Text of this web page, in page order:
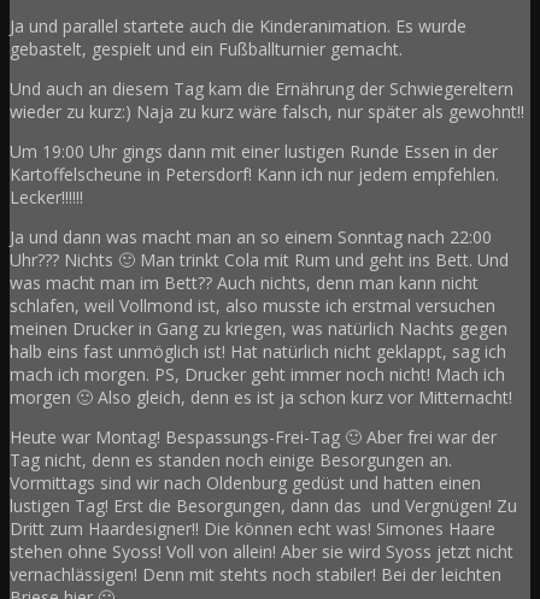
Ja und parallel startete auch die Kinderanimation. Es wurde
gebastelt, gespielt und ein Fußballturnier gemacht.
Und auch an diesem Tag kam die Ernährung der Schwiegereltern
wieder zu kurz:) Naja zu kurz wäre falsch, nur später als gewohnt!!
Um 19:00 Uhr gings dann mit einer lustigen Runde Essen in der
Kartoffelscheune in Petersdorf! Kann ich nur jedem empfehlen.
Lecker!!!!!!
Ja und dann was macht man an so einem Sonntag nach 22:00
Uhr??? Nichts 🙂 Man trinkt Cola mit Rum und geht ins Bett. Und
was macht man im Bett?? Auch nichts, denn man kann nicht
schlafen, weil Vollmond ist, also musste ich erstmal versuchen
meinen Drucker in Gang zu kriegen, was natürlich Nachts gegen
halb eins fast unmöglich ist! Hat natürlich nicht geklappt, sag ich
mach ich morgen. PS, Drucker geht immer noch nicht! Mach ich
morgen 🙂 Also gleich, denn es ist ja schon kurz vor Mitternacht!
Heute war Montag! Bespassungs-Frei-Tag 🙂 Aber frei war der
Tag nicht, denn es standen noch einige Besorgungen an.
Vormittags sind wir nach Oldenburg gedüst und hatten einen
lustigen Tag! Erst die Besorgungen, dann das und Vergnügen! Zu
Dritt zum Haardesigner!! Die können echt was! Simones Haare
stehen ohne Syoss! Voll von allein! Aber sie wird Syoss jetzt nicht
vernachlässigen! Denn mit stehts noch stabiler! Bei der leichten